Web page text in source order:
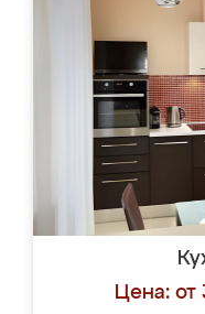
Цена: от